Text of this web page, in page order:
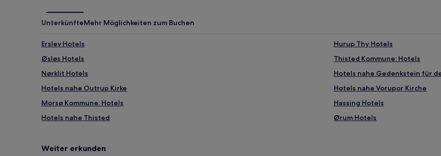
UnterkünfteMehr Möglichkeiten zum Buchen
Erslev Hotels
Hurup Thy Hotels
Øsløs Hotels
Thisted Kommune: Hotels
Nørklit Hotels
Hotels nahe Gedenkstein für
Hotels nahe Outrup Kirke
Hotels nahe Vorupor Kirche
Morsø Kommune: Hotels
Hassing Hotels
Hotels nahe Thisted
Ørum Hotels
2-Sterne-Hotels in Sillerslev
Weiter erkunden